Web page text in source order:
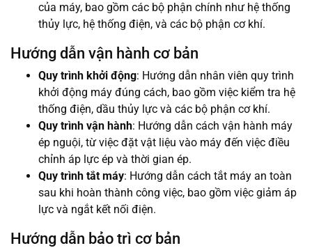
của máy, bao gồm các bộ phận chính như hệ thống
thủy lực, hệ thống điện, và các bộ phận cơ khí.
Hướng dẫn vận hành cơ bản
Quy trình khởi động: Hướng dẫn nhân viên quy trình
khởi động máy đúng cách, bao gồm việc kiểm tra hệ
thống điện, dầu thủy lực và các bộ phận cơ khí.
Quy trình vận hành: Hướng dẫn cách vận hành máy
ép nguội, từ việc đặt vật liệu vào máy đến việc điều
chỉnh áp lực ép và thời gian ép.
Quy trình tắt máy: Hướng dẫn cách tắt máy an toàn
sau khi hoàn thành công việc, bao gồm việc giảm áp
lực và ngắt kết nối điện.
Hướng dẫn bảo trì cơ bản